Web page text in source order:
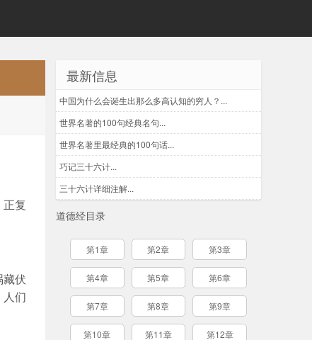
复
伏
们
最新信息
中国为什么会诞生出那么多高认知的穷人？...
世界名著的100句经典名句...
世界名著里最经典的100句话...
巧记三十六计...
三十六计详细注解...
道德经目录
第1章 第2章 第3章
第4章 第5章 第6章
第7章 第8章 第9章
第10章 第11章 第12章